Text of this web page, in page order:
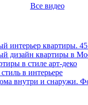
Все видео
интерьер квартиры.
дизайн квартиры в
в стиле арт-деко
в интерьере
внутри и снаружи.